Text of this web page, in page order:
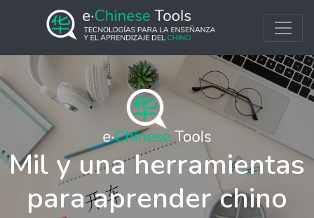
Mil y una herramientas
para aprender chino